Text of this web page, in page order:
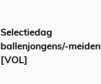
Selectiedag
ballenjongens/-meiden
[VOL]